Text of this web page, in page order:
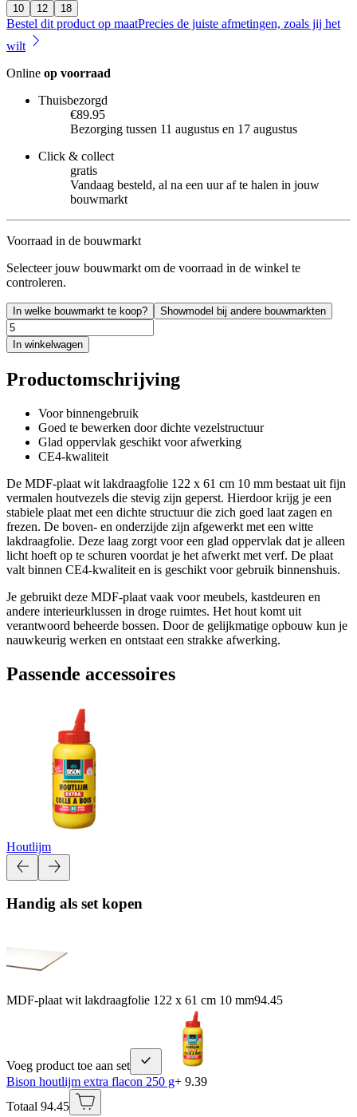
10 12 18
Bestel dit product op maatPrecies de juiste afmetingen, zoals jij het
wilt
Online op voorraad
Thuisbezorgd
€89.95
Bezorging tussen 11 augustus en 17 augustus
Click & collect
gratis
Vandaag besteld, al na een uur af te halen in jouw
bouwmarkt
Voorraad in de bouwmarkt
Selecteer jouw bouwmarkt om de voorraad in de winkel te
controleren.
In welke bouwmarkt te koop? Showmodel bij andere bouwmarkten
In winkelwagen
Productomschrijving
Voor binnengebruik
Goed te bewerken door dichte vezelstructuur
Glad oppervlak geschikt voor afwerking
CE4-kwaliteit
De MDF-plaat wit lakdraagfolie 122 x 61 cm 10 mm bestaat uit fijn
vermalen houtvezels die stevig zijn geperst. Hierdoor krijg je een
stabiele plaat met een dichte structuur die zich goed laat zagen en
frezen. De boven- en onderzijde zijn afgewerkt met een witte
lakdraagfolie. Deze laag zorgt voor een glad oppervlak dat je alleen
licht hoeft op te schuren voordat je het afwerkt met verf. De plaat
valt binnen CE4-kwaliteit en is geschikt voor gebruik binnenshuis.
Je gebruikt deze MDF-plaat vaak voor meubels, kastdeuren en
andere interieurklussen in droge ruimtes. Het hout komt uit
verantwoord beheerde bossen. Door de gelijkmatige opbouw kun je
nauwkeurig werken en ontstaat een strakke afwerking.
Passende accessoires
Houtlijm
Handig als set kopen
MDF-plaat wit lakdraagfolie 122 x 61 cm 10 mm94.45
Voeg product toe aan set
Bison houtlijm extra flacon 250 g+ 9.39
Totaal 94.45